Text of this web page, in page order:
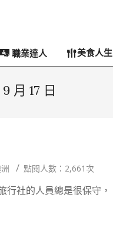
職業達人 美食人生
月 17 日
點閱人數：2,661次
行社的人員總是很保守，